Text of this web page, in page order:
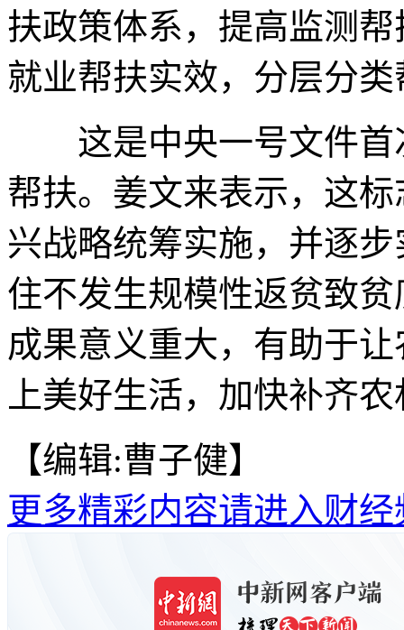
扶政策体系，提高监测
就业帮扶实效，分层分
这是中央一号文件首
帮扶。姜文来表示，这
兴战略统筹实施，并逐
住不发生规模性返贫致
成果意义重大，有助于
上美好生活，加快补齐
【编辑:曹子健】
更多精彩内容请进入财经